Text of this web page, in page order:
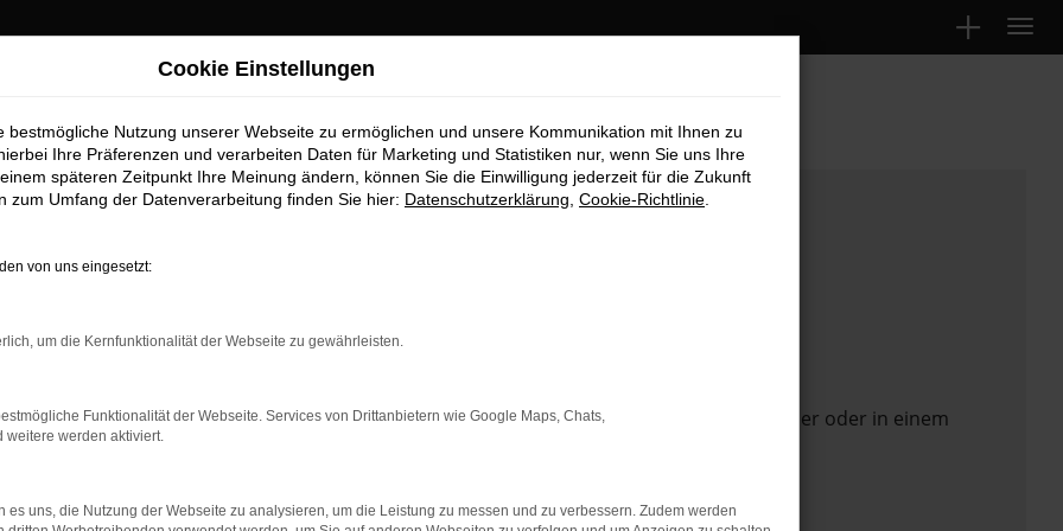
das Laden bestimmter Seiten verhindern. Funktioniert die Seite in einem anderen Browser oder in einem
zu beheben.
Cookie Einstellungen
bestmögliche Nutzung unserer Webseite zu ermöglichen und unsere Kommunikation mit Ihnen zu
Ihre Präferenzen und verarbeiten Daten für Marketing und Statistiken nur, wenn Sie uns Ihre
späteren Zeitpunkt Ihre Meinung ändern, können Sie die Einwilligung jederzeit für die Zukunft
zum Umfang der Datenverarbeitung finden Sie hier: Datenschutzerklärung Cookie-Richtlinie
von uns eingesetzt:
um die Kernfunktionalität der Webseite zu gewährleisten.
Funktionalität der Webseite. Services von Drittanbietern wie Google Maps, Chats,
weitere werden aktiviert.
es uns, die Nutzung der Webseite zu analysieren, um die Leistung zu messen und zu verbessern. Zudem werden